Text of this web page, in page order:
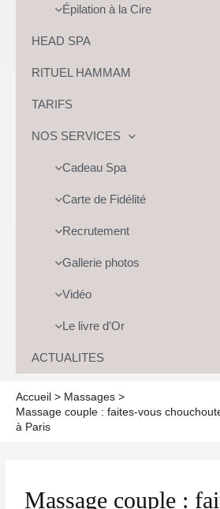
Épilation à la Cire
HEAD SPA
RITUEL HAMMAM
TARIFS
NOS SERVICES
Cadeau Spa
Carte de Fidélité
Recrutement
Gallerie photos
Vidéo
Le livre d’Or
ACTUALITES
Accueil
Massages
Massage couple : faites-vous
à Paris
Massage couple :